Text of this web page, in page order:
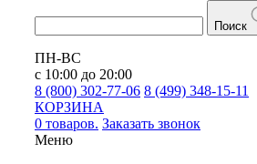
Поиск
ПН-ВС
с 10:00 до 20:00
8 (800) 302-77-06 8 (499) 348-15-11
КОРЗИНА
0 товаров. Заказать звонок
Меню